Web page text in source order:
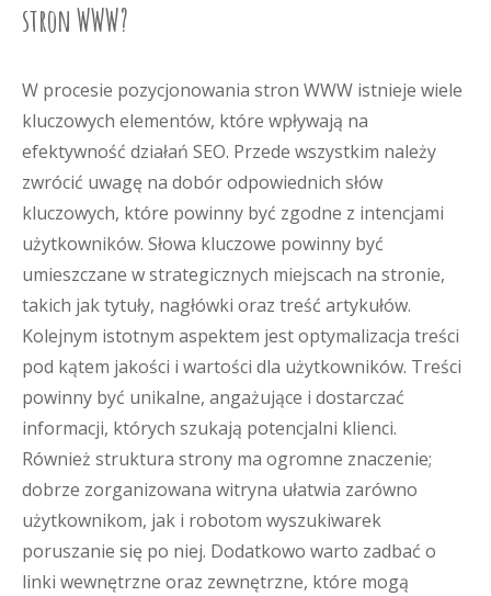
stron WWW?
W procesie pozycjonowania stron WWW istnieje wiele
kluczowych elementów, które wpływają na
efektywność działań SEO. Przede wszystkim należy
zwrócić uwagę na dobór odpowiednich słów
kluczowych, które powinny być zgodne z intencjami
użytkowników. Słowa kluczowe powinny być
umieszczane w strategicznych miejscach na stronie,
takich jak tytuły, nagłówki oraz treść artykułów.
Kolejnym istotnym aspektem jest optymalizacja treści
pod kątem jakości i wartości dla użytkowników. Treści
powinny być unikalne, angażujące i dostarczać
informacji, których szukają potencjalni klienci.
Również struktura strony ma ogromne znaczenie;
dobrze zorganizowana witryna ułatwia zarówno
użytkownikom, jak i robotom wyszukiwarek
poruszanie się po niej. Dodatkowo warto zadbać o
linki wewnętrzne oraz zewnętrzne, które mogą